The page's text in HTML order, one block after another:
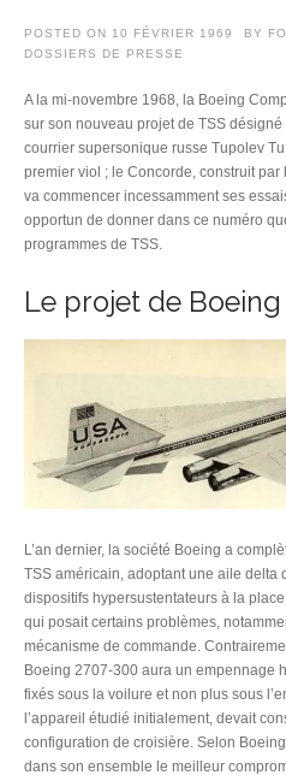
POSTED ON 10 FÉVRIER 1969 BY
DOSSIERS DE PRESSE
A la mi-novembre 1968, la Boeing
sur son nouveau projet de TSS
courrier supersonique russe Tupolev
premier viol ; le Concorde, construit
va commencer incessamment ses
opportun de donner dans ce numéro
programmes de TSS.
Le projet de
L’an dernier, la société Boeing a
TSS américain, adoptant une aile delta
dispositifs hypersustentateurs à la
qui posait certains problèmes,
mécanisme de commande.
Boeing 2707-300 aura un empennage
fixés sous la voilure et non plus sous
l’appareil étudié initialement, devait
configuration de croisière. Selon
dans son ensemble le meilleur